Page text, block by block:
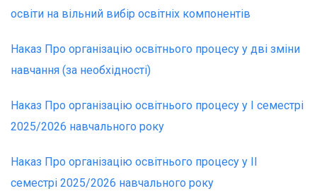
освіти на вільний вибір освітніх компонентів
Наказ Про організацію освітнього процесу у дві зміни
навчання (за необхідності)
Наказ Про організацію освітнього процесу у І семестрі
2025/2026 навчального року
Наказ Про організацію освітнього процесу у ІІ
семестрі 2025/2026 навчального року